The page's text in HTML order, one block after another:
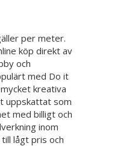
per meter.
köp direkt av
och
med Do it
kreativa
uppskattat som
med billigt och
inom
lågt pris och